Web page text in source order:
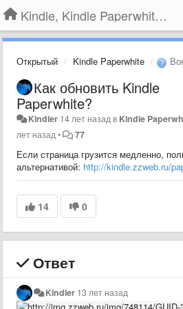
Kindle, Kindle Paperwhite, Kindle Voyage
Открытый Kindle Paperwhite
Как обновить Kindle
Paperwhite?
Kindler 14 лет назад в Kindle
лет назад • 77
Если страница грузится медленно,
альтернативой: http://kindle.zzweb.ru/
14 0
Ответ
Kindler 13 лет назад